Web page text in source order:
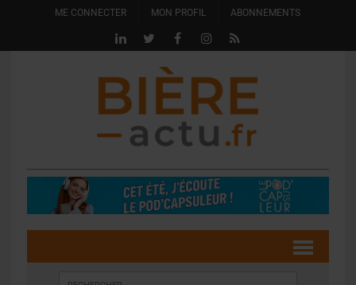
ME CONNECTER MON PROFIL ABONNEMENTS